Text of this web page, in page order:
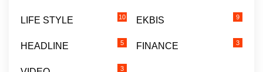
LIFE STYLE 10 EKBIS 9
HEADLINE 5 FINANCE 3
3